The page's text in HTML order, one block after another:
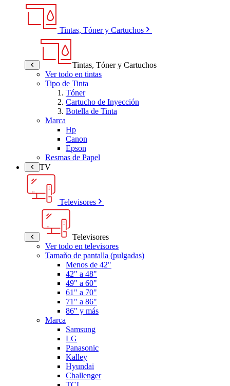
Tintas, Tóner y Cartuchos
Tintas, Tóner y Cartuchos
Ver todo en tintas
Tipo de Tinta
Tóner
Cartucho de Inyección
Botella de Tinta
Marca
Hp
Canon
Epson
Resmas de Papel
TV
Televisores
Televisores
Ver todo en televisores
Tamaño de pantalla (pulgadas)
Menos de 42"
42" a 48"
49" a 60"
61" a 70"
71" a 86"
86" y más
Marca
Samsung
LG
Panasonic
Kalley
Hyundai
Challenger